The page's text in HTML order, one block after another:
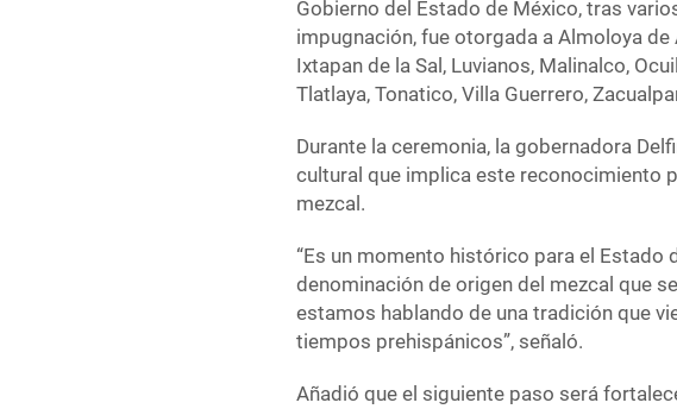
Gobierno del Estado de México, tras
impugnación, fue otorgada a Almoloya
Ixtapan de la Sal, Luvianos, Malinalco,
Tlatlaya, Tonatico, Villa Guerrero,
Durante la ceremonia, la gobernadora
cultural que implica este reconocimiento
mezcal.
“Es un momento histórico para el Estado
denominación de origen del mezcal que
estamos hablando de una tradición que
tiempos prehispánicos”, señaló.
Añadió que el siguiente paso será